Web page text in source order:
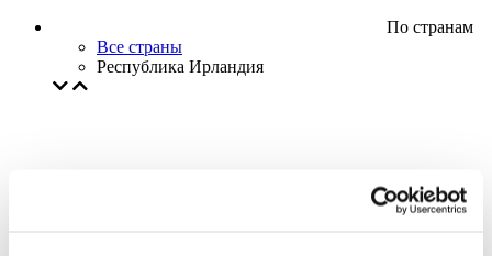
По странам
Все страны
Республика Ирландия